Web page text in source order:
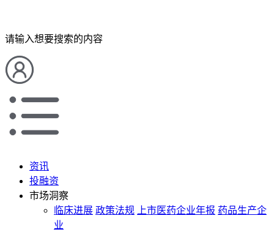
请输入想要搜索的内容
资讯
投融资
市场洞察
临床进展 政策法规 上市医药企业年报 药品生产企
业